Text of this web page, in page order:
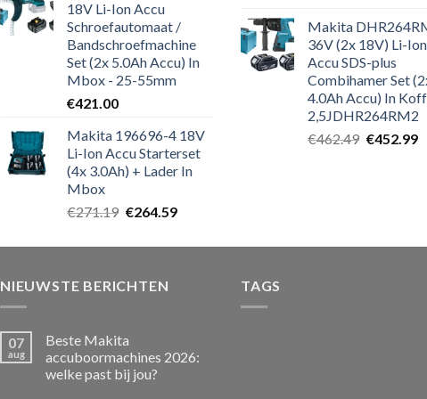
18V Li-Ion Accu
Schroefautomaat /
Bandschroefmachine
Set (2x 5.0Ah Accu) In
Mbox - 25-55mm
€421.00
Makita 196696-4 18V
Li-Ion Accu Starterset
(4x 3.0Ah) + Lader In
Mbox
€271.19 Oorspronkelijke
was:
€264.59Huidige
is:
Makita
36V (2x 18V) Li-Ion
Accu SDS-plus
Combihamer Set
4.0Ah Accu) In
2,5JDHR264RM2
€462.49 €452.99
NIEUWSTE BERICHTEN
07
aug
Beste Makita
accuboormachines 2026:
welke past bij jou?
TAGS